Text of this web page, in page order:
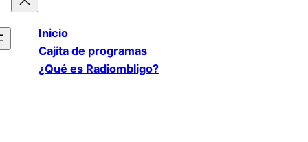
Inicio
Cajita de programas
¿Qué es Radiombligo?